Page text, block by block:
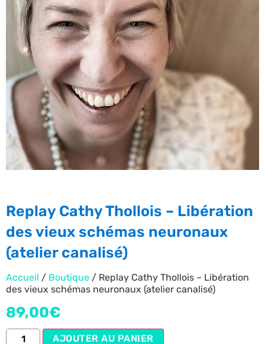
Replay Cathy Thollois – Libération
des vieux schémas neuronaux
(atelier canalisé)
Accueil / Boutique / Replay Cathy Thollois – Libération
des vieux schémas neuronaux (atelier canalisé)
89,00€
AJOUTER AU PANIER